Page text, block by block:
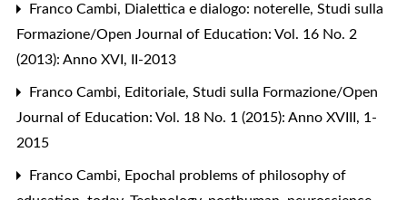
Franco Cambi, Dialettica e dialogo: noterelle, Studi sulla
Formazione/Open Journal of Education: Vol. 16 No. 2
(2013): Anno XVI, II-2013
Franco Cambi, Editoriale, Studi sulla Formazione/Open
Journal of Education: Vol. 18 No. 1 (2015): Anno XVIII, 1-
2015
Franco Cambi, Epochal problems of philosophy of